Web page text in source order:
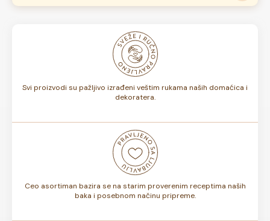
ne, rok trajanja torte može biti od 7 do 10 dana. Rok
trajanja je istaknut na deklaraciji torte.
Svi proizvodi su pažljivo izrađeni veštim rukama naših domaćica i
dekoratera.
Ceo asortiman bazira se na starim proverenim receptima naših
baka i posebnom načinu pripreme.